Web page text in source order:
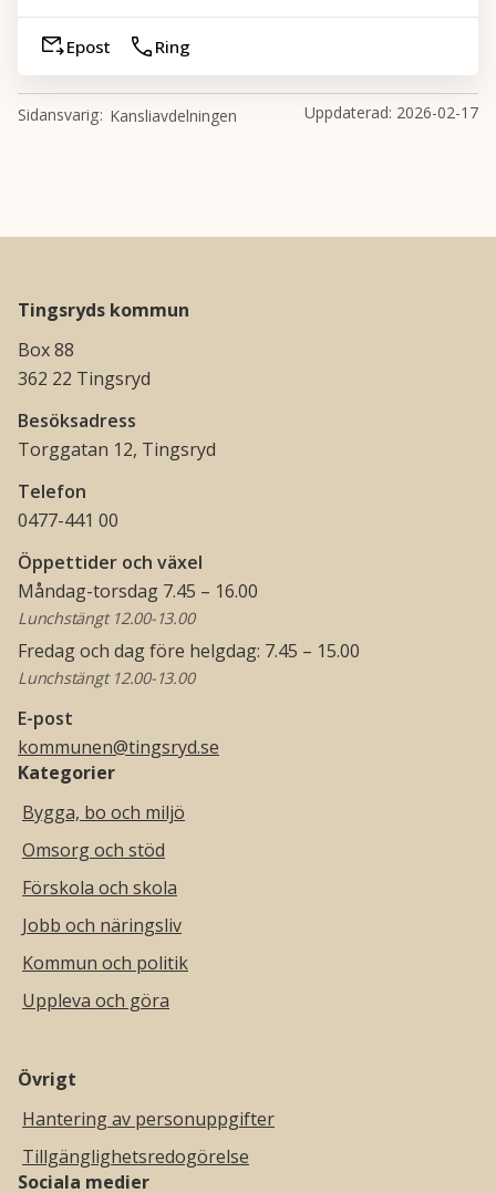
Epost Ring
Kansliavdelningen
Sidansvarig Uppdaterad: 2026-02-17
Tingsryds kommun
Box 88
362 22 Tingsryd
Besöksadress
Torggatan 12, Tingsryd
Telefon
0477-441 00
Öppettider och växel
Måndag-torsdag 7.45 – 16.00
Lunchstängt 12.00-13.00
Fredag och dag före helgdag: 7.45 – 15.00
Lunchstängt 12.00-13.00
E-post
kommunen@tingsryd.se
Kategorier
Bygga, bo och miljö
Omsorg och stöd
Förskola och skola
Jobb och näringsliv
Kommun och politik
Uppleva och göra
Övrigt
Hantering av personuppgifter
Tillgänglighetsredogörelse
Sociala medier